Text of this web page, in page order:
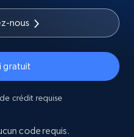
nous
gratuit
crédit requise
code requis.